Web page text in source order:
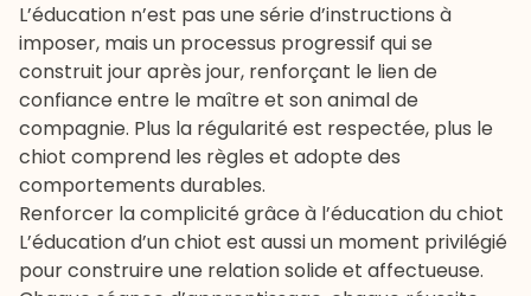
L’éducation n’est pas une série d’instructions à
imposer, mais un processus progressif qui se
construit jour après jour, renforçant le lien de
confiance entre le maître et son animal de
compagnie. Plus la régularité est respectée, plus le
chiot comprend les règles et adopte des
comportements durables.
Renforcer la complicité grâce à l’éducation du chiot
L’éducation d’un chiot est aussi un moment privilégié
pour construire une relation solide et affectueuse.